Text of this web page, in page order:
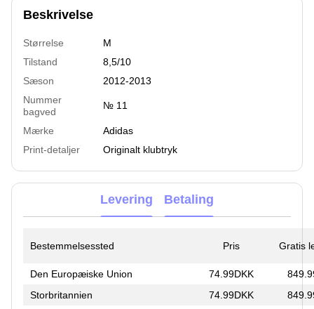
Beskrivelse
Størrelse
M
Tilstand
8,5/10
Sæson
2012-2013
Nummer
bagved
№ 11
Mærke
Adidas
Print-detaljer
Originalt klubtryk
Levering Betaling
Bestemmelsessted Pris Gratis
Den Europæiske Union 74.99DKK
Storbritannien
74.99DKK